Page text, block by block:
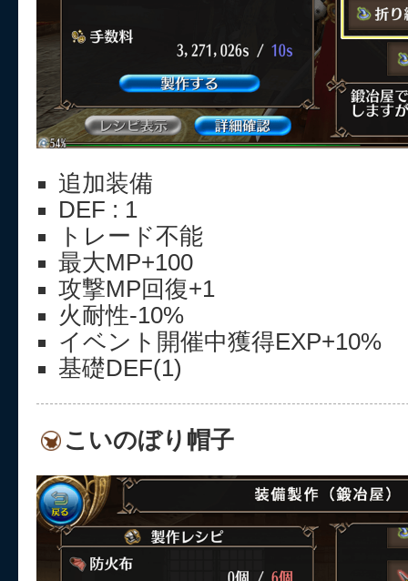
追加装備
DEF : 1
トレード不能
最大MP+100
攻撃MP回復+1
火耐性-10%
イベント開催中獲得EXP+10%
基礎DEF(1)
こいのぼり帽子